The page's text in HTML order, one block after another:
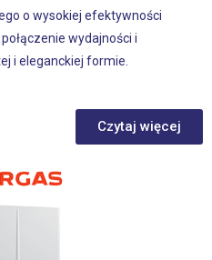
o wysokiej efektywności
wydajności i
i eleganckiej formie.
Czytaj więcej